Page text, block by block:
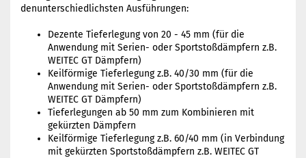
denunterschiedlichsten Ausführungen:
Dezente Tieferlegung von 20 - 45 mm (für die
Anwendung mit Serien- oder Sportstoßdämpfern z.B.
WEITEC GT Dämpfern)
Keilförmige Tieferlegung z.B. 40/30 mm (für die
Anwendung mit Serien- oder Sportstoßdämpfern z.B.
WEITEC GT Dämpfern)
Tieferlegungen ab 50 mm zum Kombinieren mit
gekürzten Dämpfern
Keilförmige Tieferlegung z.B. 60/40 mm (in Verbindung
mit gekürzten Sportstoßdämpfern z.B. WEITEC GT